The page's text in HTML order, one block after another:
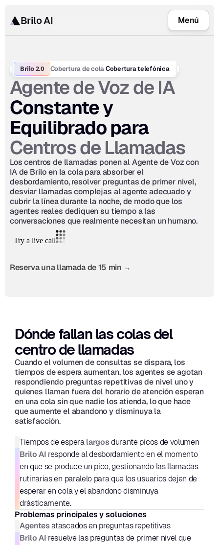
Brilo AI Menú
Brilo 2.0 Cobertura de cola Cobertura telefónica
Agente de Voz de IA
Constante y
Equilibrado para
Centros de Llamadas
Los centros de llamadas ponen al Agente de Voz con
IA de Brilo en la cola para absorber el
desbordamiento, resolver preguntas de primer nivel,
desviar llamadas complejas al agente adecuado y
cubrir la línea durante la noche, de modo que los
agentes reales dediquen su tiempo a las
conversaciones que realmente necesitan un humano.
Reserva una llamada de 15 min →
Dónde fallan las colas del
centro de llamadas
Cuando el volumen de consultas se dispara, los
tiempos de espera aumentan, los agentes se agotan
respondiendo preguntas repetitivas de nivel uno y
quienes llaman fuera del horario de atención esperan
en una cola sin que nadie los atienda, lo que hace
que aumente el abandono y disminuya la
satisfacción.
Tiempos de espera largos durante picos de volumen
Brilo AI responde al desbordamiento en el momento
en que se produce un pico, gestionando las llamadas
rutinarias en paralelo para que los usuarios dejen de
esperar en cola y el abandono disminuya
drásticamente.
Problemas principales y soluciones
Agentes atascados en preguntas repetitivas
Brilo AI resuelve las preguntas de primer nivel que